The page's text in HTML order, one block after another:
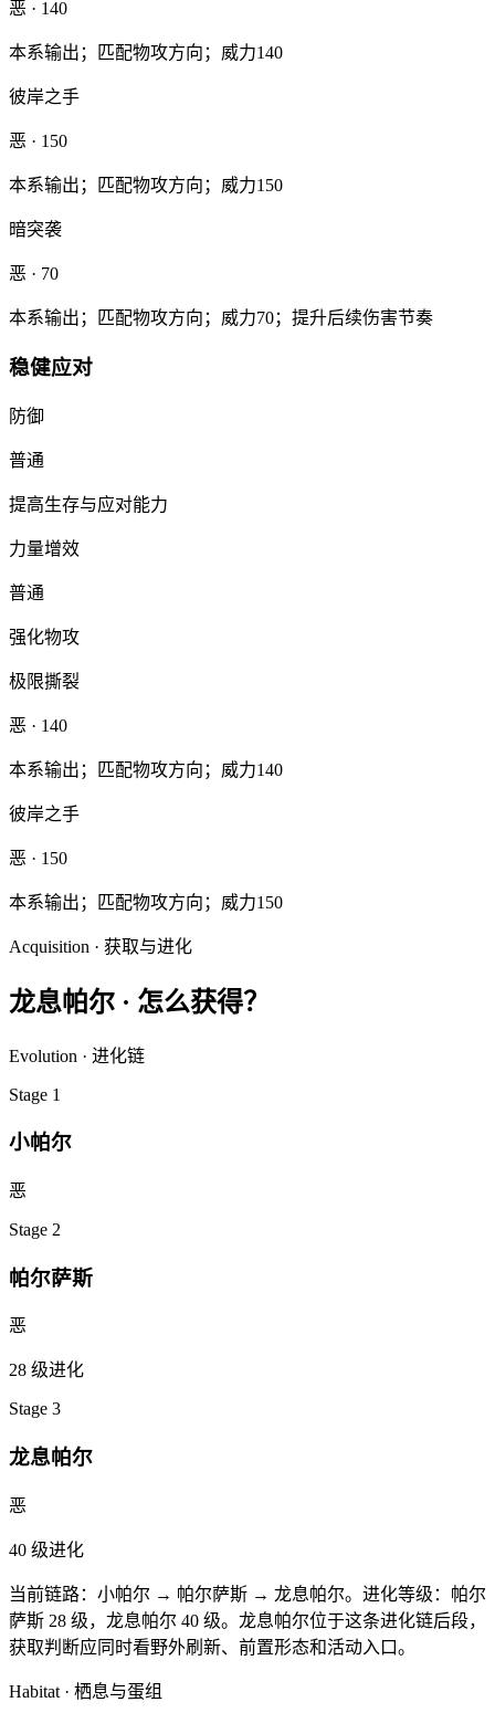
恶 · 140
本系输出；匹配物攻方向；威力140
彼岸之手
恶 · 150
本系输出；匹配物攻方向；威力150
暗突袭
恶 · 70
本系输出；匹配物攻方向；威力70；提升后续伤害节奏
稳健应对
防御
普通
提高生存与应对能力
力量增效
普通
强化物攻
极限撕裂
恶 · 140
本系输出；匹配物攻方向；威力140
彼岸之手
恶 · 150
本系输出；匹配物攻方向；威力150
Acquisition · 获取与进化
龙息帕尔 · 怎么获得？
Evolution · 进化链
Stage 1
小帕尔
恶
Stage 2
帕尔萨斯
恶
28 级进化
Stage 3
龙息帕尔
恶
40 级进化
当前链路： 小帕尔 → 帕尔萨斯 → 龙息帕尔。 进化等级：帕尔
萨斯 28 级，龙息帕尔 40 级。 龙息帕尔位于这条进化链后段，
获取判断应同时看野外刷新、前置形态和活动入口。
Habitat · 栖息与蛋组